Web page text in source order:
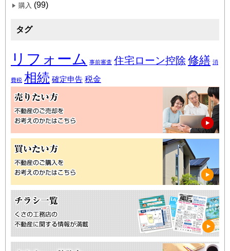
購入 (99)
タグ
リフォーム 事前審査 住宅ローン控除 修繕 消
費税 相続 確定申告 税金